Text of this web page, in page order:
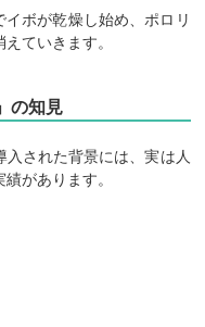
ボが乾燥し始め、ポロリ
ていきます。
の知見
された背景には、実は人
があります。